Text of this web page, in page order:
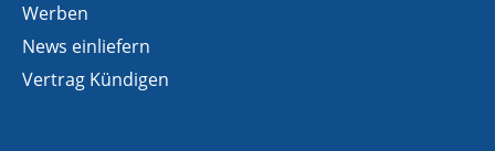
Werben
News einliefern
Vertrag Kündigen